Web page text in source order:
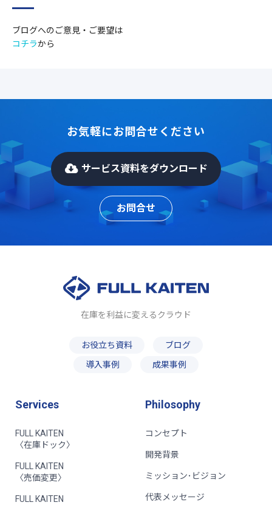
ブログへのご意見・ご要望は
コチラから
お気軽にお問合せください
サービス資料をダウンロード
お問合せ
在庫を利益に変えるクラウド
お役立ち資料
ブログ
導入事例
成果事例
Services
FULL KAITEN
〈在庫ドック〉
FULL KAITEN
〈売価変更〉
FULL KAITEN
Philosophy
コンセプト
開発背景
ミッション･ビジョン
代表メッセージ